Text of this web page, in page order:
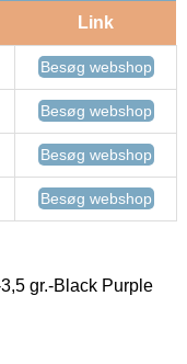
Link
Besøg webshop
Besøg webshop
Besøg webshop
Besøg webshop
gr.-Black Purple